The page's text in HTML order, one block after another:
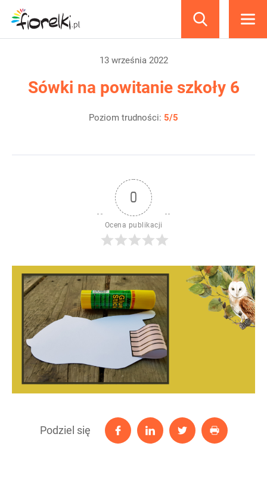
13 września 2022
Sówki na powitanie szkoły 6
Poziom trudności: 5/5
0
Ocena publikacji
Podziel się